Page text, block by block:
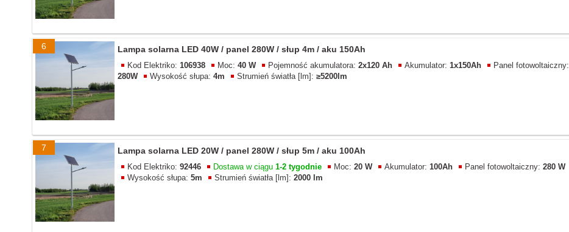
6 Lampa solarna LED 40W / panel 280W / słup 4m / aku 150Ah
Kod Elektriko: 106938 Moc: 40 W Pojemność akumulatora: 2x120 Ah Akumulator: 1x150Ah
Panel fotowoltaiczny:
280W
Wysokość słupa: 4m Strumień światła [lm]: ≥5200lm
7 Lampa solarna LED 20W / panel 280W / słup 5m / aku 100Ah
Kod Elektriko: 92446 Dostawa w ciągu 1-2 tygodnie Moc: 20 W Akumulator: 100Ah Panel fotowoltaiczny: 280 W
Wysokość słupa: 5m Strumień światła [lm]: 2000 lm